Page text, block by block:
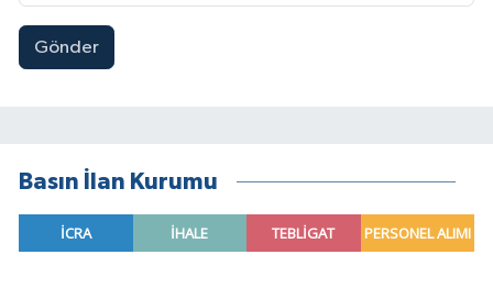
Gönder
Basın İlan Kurumu